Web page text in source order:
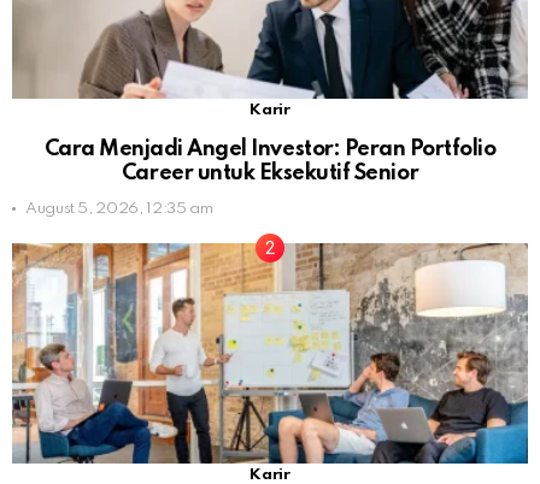
Karir
Cara Menjadi Angel Investor: Peran Portfolio
Career untuk Eksekutif Senior
August 5, 2026, 12:35 am
Karir